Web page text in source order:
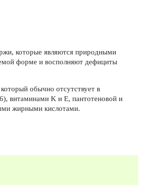
которые являются природными
форме и восполняют дефициты
обычно отсутствует в
витаминами K и E, пантотеновой и
жирными кислотами.